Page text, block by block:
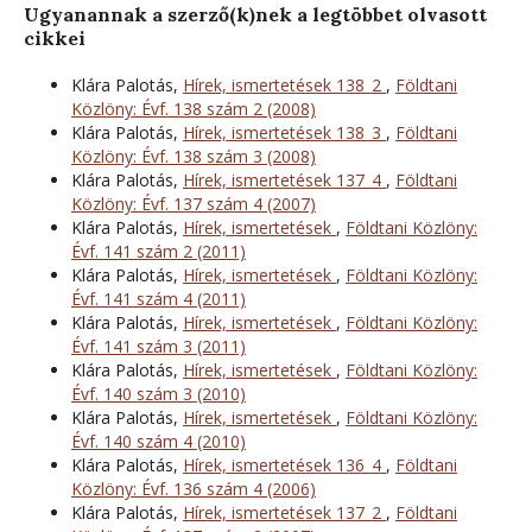
Ugyanannak a szerző(k)nek a legtöbbet olvasott
cikkei
Klára Palotás, Hírek, ismertetések 138_2 , Földtani
Közlöny: Évf. 138 szám 2 (2008)
Klára Palotás, Hírek, ismertetések 138_3 , Földtani
Közlöny: Évf. 138 szám 3 (2008)
Klára Palotás, Hírek, ismertetések 137_4 , Földtani
Közlöny: Évf. 137 szám 4 (2007)
Klára Palotás, Hírek, ismertetések , Földtani Közlöny:
Évf. 141 szám 2 (2011)
Klára Palotás, Hírek, ismertetések , Földtani Közlöny:
Évf. 141 szám 4 (2011)
Klára Palotás, Hírek, ismertetések , Földtani Közlöny:
Évf. 141 szám 3 (2011)
Klára Palotás, Hírek, ismertetések , Földtani Közlöny:
Évf. 140 szám 3 (2010)
Klára Palotás, Hírek, ismertetések , Földtani Közlöny:
Évf. 140 szám 4 (2010)
Klára Palotás, Hírek, ismertetések 136_4 , Földtani
Közlöny: Évf. 136 szám 4 (2006)
Klára Palotás, Hírek, ismertetések 137_2 , Földtani